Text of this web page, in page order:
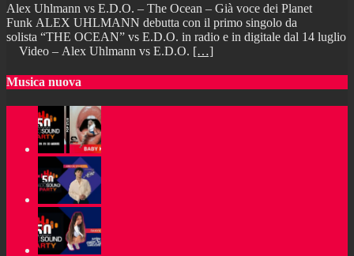
Alex Uhlmann vs E.D.O. – The Ocean – Già voce dei Planet
Funk ALEX UHLMANN debutta con il primo singolo da
solista “THE OCEAN” vs E.D.O. in radio e in digitale dal 14 luglio
Video – Alex Uhlmann vs E.D.O. […]
Musica nuova